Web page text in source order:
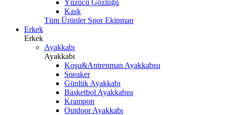
Yüzücü Gözlüğü
Kask
Tüm Ürünler Spor Ekipman
Erkek
Erkek
Ayakkabı
Ayakkabı
Koşu&Antrenman Ayakkabısı
Sneaker
Günlük Ayakkabı
Basketbol Ayakkabısı
Krampon
Outdoor Ayakkabı